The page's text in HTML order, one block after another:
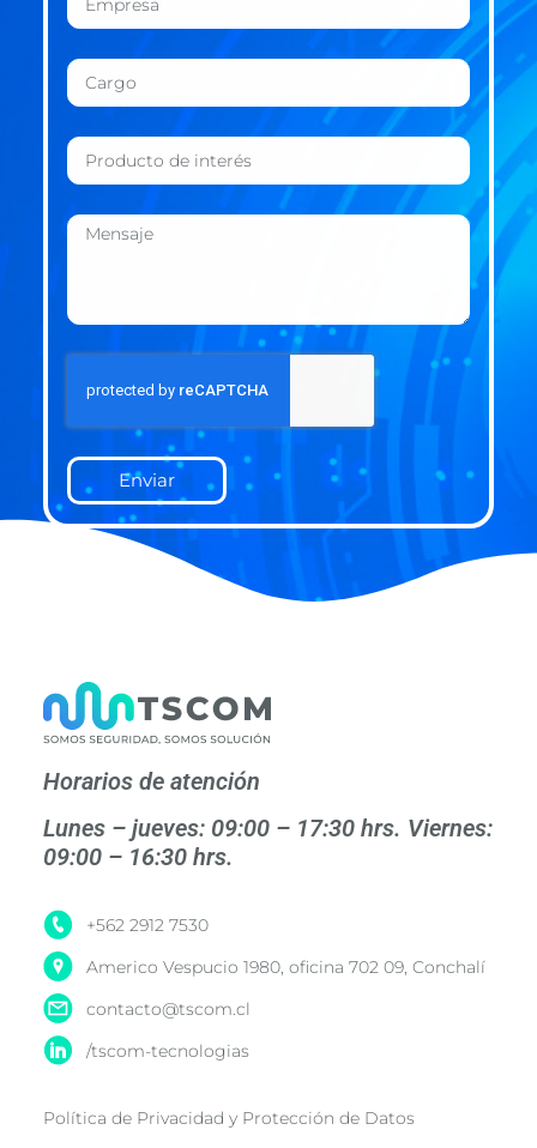
Enviar
Horarios de atención
Lunes – jueves: 09:00 – 17:30 hrs. Viernes:
09:00 – 16:30 hrs.
+562 2912 7530
Americo Vespucio 1980, oficina 702 09, Conchalí
contacto@tscom.cl
/tscom-tecnologias
Política de Privacidad y Protección de Datos